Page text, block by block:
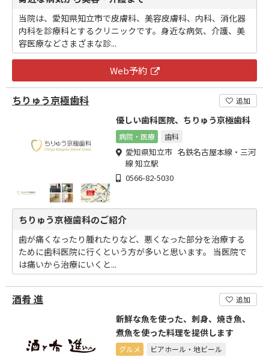
当院は、愛知県知立市で皮膚科、美容皮膚科、内科、消化器
内科を診療科とするクリニックです。身近な病気、介護、美
容医療などさまざまな診...
Web予約
ちりゅう京極歯科 追加
優しい歯科医院、ちりゅう京極歯科
病院・医療 歯科
愛知県知立市 名鉄名古屋本線・三河
線 知立駅
0566-82-5030
ちりゅう京極歯科のご紹介
歯が痛くなったり腫れたりなど、悪くなった部分を治療する
ために歯科医院に行くという方が多いと思います。 当医院で
は痛いから治療にいくと...
酒肴 進 追加
新鮮な魚を使った、刺身、焼き魚、
煮魚を使った料理を提供します
グルメ ビアホール・地ビール